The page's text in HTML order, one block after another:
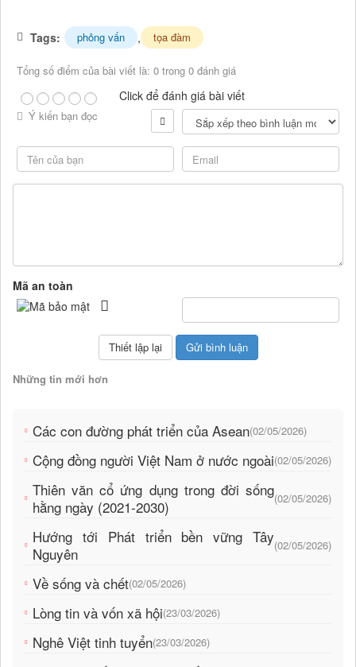
Tags: phỏng vấn , tọa đàm
Tổng số điểm của bài viết là: 0 trong 0 đánh giá
Click để đánh giá bài viết
Ý kiến bạn đọc
Mã an toàn
Những tin mới hơn
Các con đường phát triển của Asean(02/05/2026)
Cộng đồng người Việt Nam ở nước ngoài(02/05/2026)
Thiên văn cổ ứng dụng trong đời sống
hằng ngày (2021-2030)
(02/05/2026)
Hướng tới Phát triển bền vững Tây
Nguyên
(02/05/2026)
Về sống và chết(02/05/2026)
Lòng tin và vốn xã hội(23/03/2026)
Nghê Việt tinh tuyển(23/03/2026)